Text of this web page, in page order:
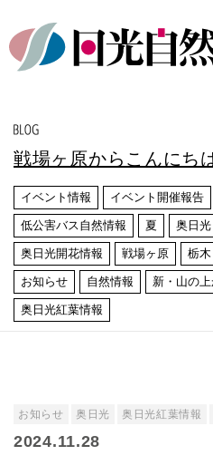
戦場ヶ原からこんにち
イベント情報 イベント開催報告
低公害バス自然情報 夏 奥日光
奥日光開花情報 戦場ヶ原 栃木
お知らせ 自然情報 新・山の
奥日光紅葉情報
お知らせ 奥日光 奥日光紅葉情報
2024.11.28